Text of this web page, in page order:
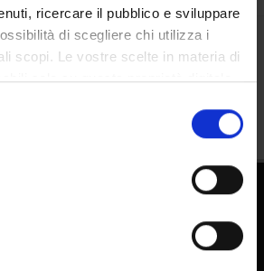
ricercare il pubblico e sviluppare
di scegliere chi utilizza i
scopi. Le vostre scelte in materia di
solo su questa proprietà digitale
il proprio consenso in qualsiasi
sui cookie o facendo clic
sulla tua posizione
un'approssimazione di qualche
Condividi